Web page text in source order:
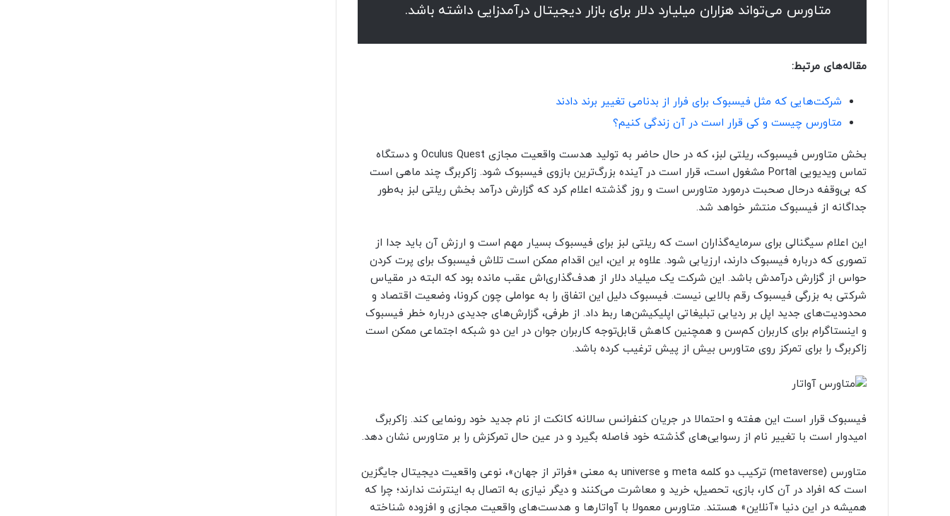
متاورس می‌تواند هزاران میلیارد دلار برای بازار دیجیتال درآمدزایی داشته باشد.
مقاله‌های مرتبط:
شرکت‌هایی که مثل فیسبوک برای فرار از بدنامی تغییر برند دادند
متاورس چیست و کی قرار است در آن زندگی کنیم؟
بخش متاورس فیسبوک، ریلتی لبز،‌ که در حال حاضر به تولید هدست واقعیت مجازی Oculus Quest و دستگاه
تماس ویدیویی Portal مشغول است، قرار است در آینده بزرگ‌ترین بازوی فیسبوک شود. زاکربرگ چند ماهی است
که بی‌وقفه درحال صحبت درمورد متاورس است و روز گذشته اعلام کرد که گزارش درآمد بخش ریلتی لبز به‌طور
جداگانه از فیسبوک منتشر خواهد شد.
این اعلام سیگنالی برای سرمایه‌گذاران است که ریلتی لبز برای فیسبوک بسیار مهم است و ارزش آن باید جدا از
تصوری که درباره فیسبوک دارند، ارزیابی شود. علاوه بر این، این اقدام ممکن است تلاش فیسبوک برای پرت کردن
حواس از گزارش درآمدش باشد. این شرکت یک میلیاد دلار از هدف‌گذاری‌اش عقب مانده بود که البته در مقیاس
شرکتی به بزرگی فیسبوک رقم بالایی نیست. فیسبوک دلیل این اتفاق را به عواملی چون کرونا، وضعیت اقتصاد و
محدودیت‌های جدید اپل بر ردیابی تبلیغاتی اپلیکیشن‌ها ربط داد. از طرفی، گزارش‌های جدیدی درباره خطر فیسبوک
و اینستاگرام برای کاربران کم‌سن و همچنین کاهش قابل‌توجه کاربران جوان در این دو شبکه اجتماعی ممکن است
زاکربرگ را برای تمرکز روی متاورس بیش از پیش ترغیب کرده باشد.
فیسبوک قرار است این هفته و احتمالا در جریان کنفرانس سالانه کانکت از نام جدید خود رونمایی کند. زاکربرگ
امیدوار است با تغییر نام از رسوایی‌های گذشته خود فاصله بگیرد و در عین حال تمرکزش را بر متاورس نشان دهد.
متاورس (metaverse) ترکیب دو کلمه meta و universe به معنی «فراتر از جهان»‌، نوعی واقعیت دیجیتال جایگزین
است که افراد در آن کار، بازی، تحصیل، خرید و معاشرت می‌کنند و دیگر نیازی به اتصال به اینترنت ندارند؛ چرا که
همیشه در این دنیا «آنلاین» هستند. متاورس معمولا با آواتارها و هدست‌های واقعیت مجازی و افزوده شناخته